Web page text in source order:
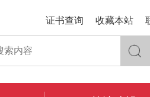
证书查询 收藏本站